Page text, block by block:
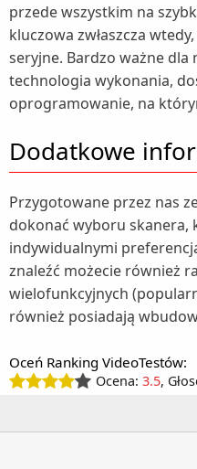
przede wszystkim na
kluczowa zwłaszcza
seryjne. Bardzo ważne
technologia wykonania,
oprogramowanie, na
Dodatkowe
Przygotowane przez nas
dokonać wyboru skanera,
indywidualnymi
znaleźć możecie również
wielofunkcyjnych
również posiadają
Oceń Ranking VideoTestów:
Ocena: 3.5,